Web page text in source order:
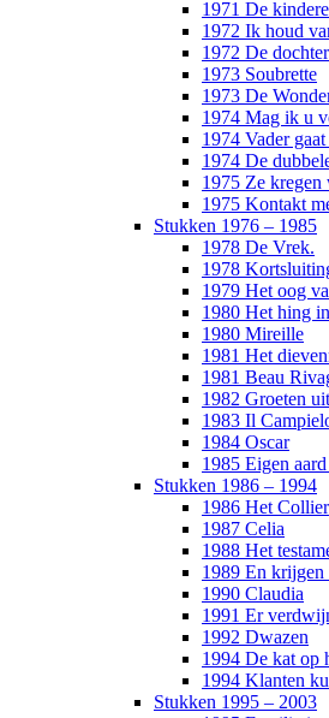
1971 De
1972 Ik houd
1972 De
1973 Soubrette
1973 De
1974 Mag ik u
1974 Vader
1974 De
1975 Ze kregen
1975 Kontakt
Stukken 1976 – 1985
1978 De Vrek.
1978
1979 Het oog
1980 Het hing
1980 Mireille
1981 Het
1981 Beau
1982 Groeten
1983 Il
1984 Oscar
1985 Eigen
Stukken 1986 – 1994
1986 Het Collier
1987 Celia
1988 Het
1989 En krijgen
1990 Claudia
1991 Er
1992 Dwazen
1994 De kat op
1994 Klanten
Stukken 1995 – 2003